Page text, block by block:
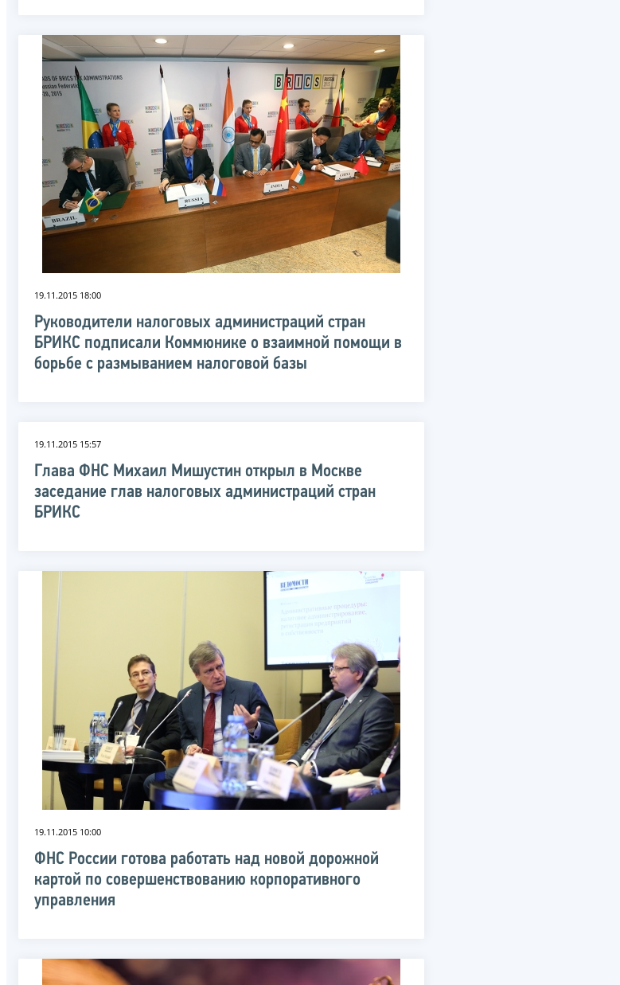
19.11.2015 18:00
Руководители налоговых администраций стран
БРИКС подписали Коммюнике о взаимной помощи в
борьбе с размыванием налоговой базы
19.11.2015 15:57
Глава ФНС Михаил Мишустин открыл в Москве
заседание глав налоговых администраций стран
БРИКС
19.11.2015 10:00
ФНС России готова работать над новой дорожной
картой по совершенствованию корпоративного
управления